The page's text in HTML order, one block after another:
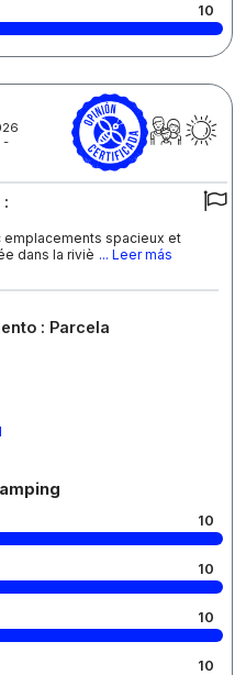
10
-
:
emplacements spacieux et
dans la riviè ... Leer más
: Parcela
10
10
10
10